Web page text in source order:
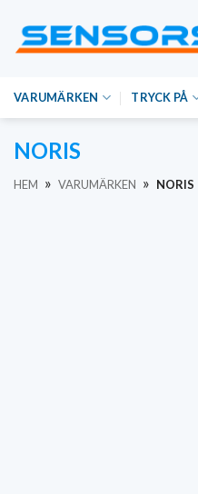
innehåll
VARUMÄRKEN TRYCK PÅ
NORIS
HEM » VARUMÄRKEN » NORIS